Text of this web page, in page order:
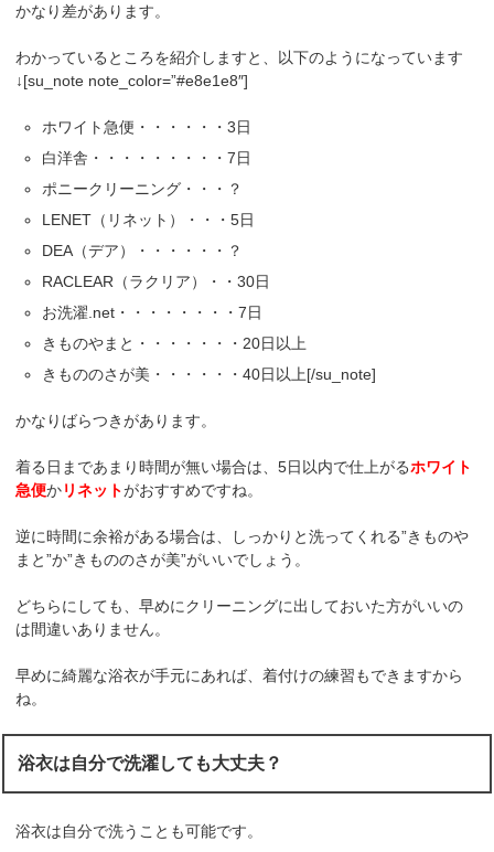
かなり差があります。
わかっているところを紹介しますと、以下のようになっています
↓[su_note note_color=”#e8e1e8″]
ホワイト急便・・・・・・3日
白洋舎・・・・・・・・・7日
ポニークリーニング・・・？
LENET（リネット）・・・5日
DEA（デア）・・・・・・？
RACLEAR（ラクリア）・・30日
お洗濯.net・・・・・・・・7日
きものやまと・・・・・・・20日以上
きもののさが美・・・・・・40日以上[/su_note]
かなりばらつきがあります。
着る日まであまり時間が無い場合は、5日以内で仕上がるホワイト
急便かリネットがおすすめですね。
逆に時間に余裕がある場合は、しっかりと洗ってくれる”きものや
まと”か”きもののさが美”がいいでしょう。
どちらにしても、早めにクリーニングに出しておいた方がいいの
は間違いありません。
早めに綺麗な浴衣が手元にあれば、着付けの練習もできますから
ね。
浴衣は自分で洗濯しても大丈夫？
浴衣は自分で洗うことも可能です。